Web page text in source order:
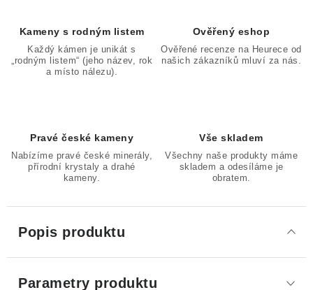
Kameny s rodným listem
Každý kámen je unikát s
„rodným listem“ (jeho název, rok
a místo nálezu).
Ověřený eshop
Ověřené recenze na Heurece od
našich zákazníků mluví za nás.
Pravé české kameny
Nabízíme pravé české minerály,
přírodní krystaly a drahé
kameny.
Vše skladem
Všechny naše produkty máme
skladem a odesíláme je
obratem.
Popis produktu
Parametry produktu